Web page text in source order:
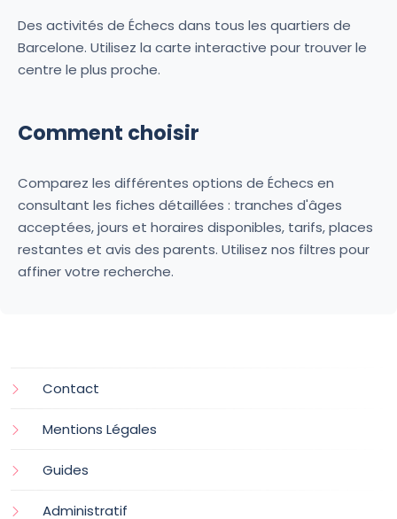
Des activités de Échecs dans tous les quartiers de
Barcelone. Utilisez la carte interactive pour trouver le
centre le plus proche.
Comment choisir
Comparez les différentes options de Échecs en
consultant les fiches détaillées : tranches d'âges
acceptées, jours et horaires disponibles, tarifs, places
restantes et avis des parents. Utilisez nos filtres pour
affiner votre recherche.
Contact
Mentions Légales
Guides
Administratif